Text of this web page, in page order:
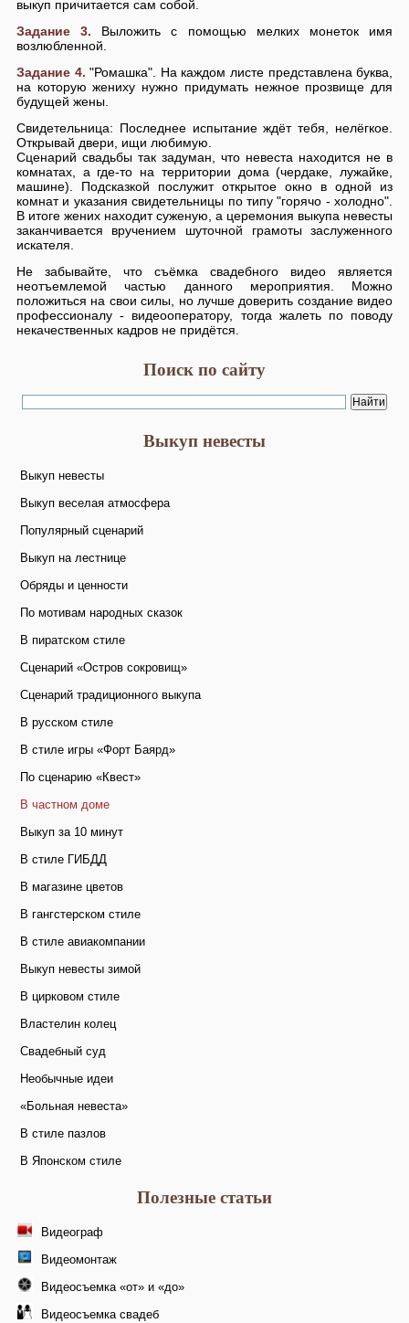
выкуп причитается сам собой.
Задание 3. Выложить с помощью мелких монеток имя
возлюбленной.
Задание 4. "Ромашка". На каждом листе представлена буква,
на которую жениху нужно придумать нежное прозвище для
будущей жены.
Свидетельница: Последнее испытание ждёт тебя, нелёгкое.
Открывай двери, ищи любимую.
Сценарий свадьбы так задуман, что невеста находится не в
комнатах, а где-то на территории дома (чердаке, лужайке,
машине). Подсказкой послужит открытое окно в одной из
комнат и указания свидетельницы по типу "горячо - холодно".
В итоге жених находит суженую, а церемония выкупа невесты
заканчивается вручением шуточной грамоты заслуженного
искателя.
Не забывайте, что съёмка свадебного видео является
неотъемлемой частью данного мероприятия. Можно
положиться на свои силы, но лучше доверить создание видео
профессионалу - видеооператору, тогда жалеть по поводу
некачественных кадров не придётся.
Поиск по сайту
Выкуп невесты
Выкуп невесты
Выкуп веселая атмосфера
Популярный сценарий
Выкуп на лестнице
Обряды и ценности
По мотивам народных сказок
В пиратском стиле
Сценарий «Остров сокровищ»
Сценарий традиционного выкупа
В русском стиле
В стиле игры «Форт Баярд»
По сценарию «Квест»
В частном доме
Выкуп за 10 минут
В стиле ГИБДД
В магазине цветов
В гангстерском стиле
В стиле авиакомпании
Выкуп невесты зимой
В цирковом стиле
Властелин колец
Свадебный суд
Необычные идеи
«Больная невеста»
В стиле пазлов
В Японском стиле
Полезные статьи
Видеограф
Видеомонтаж
Видеосъемка «от» и «до»
Видеосъемка свадеб